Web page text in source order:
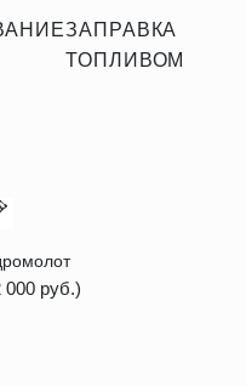
ЗАПРАВКА
ТОПЛИВОМ
000 руб.)